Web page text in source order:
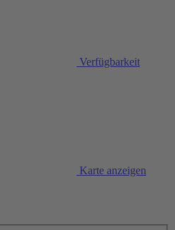
Verfügbarkeit
Karte anzeigen